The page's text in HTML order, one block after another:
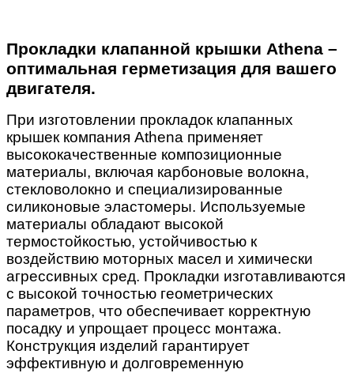
Прокладки клапанной крышки Athena –
оптимальная герметизация для вашего
двигателя.
При изготовлении прокладок клапанных
крышек компания Athena применяет
высококачественные композиционные
материалы, включая карбоновые волокна,
стекловолокно и специализированные
силиконовые эластомеры. Используемые
материалы обладают высокой
термостойкостью, устойчивостью к
воздействию моторных масел и химически
агрессивных сред. Прокладки изготавливаются
с высокой точностью геометрических
параметров, что обеспечивает корректную
посадку и упрощает процесс монтажа.
Конструкция изделий гарантирует
эффективную и долговременную